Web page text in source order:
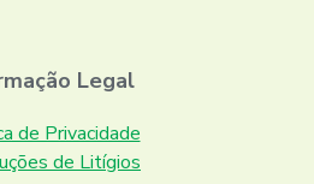
Legal
de Privacidade
de Litígios